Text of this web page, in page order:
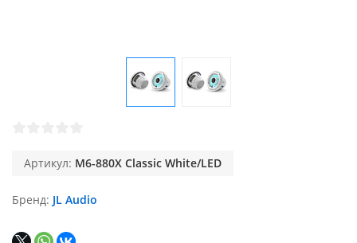
Артикул: M6-880X Classic White/LED
Бренд JL Audio